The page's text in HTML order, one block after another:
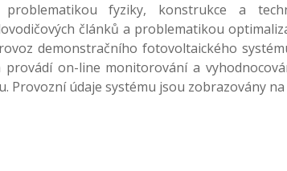
problematikou fyziky, konstrukce a
článků a problematikou
demonstračního fotovoltaického
provádí on-line monitorování a
Provozní údaje systému jsou zobrazovány